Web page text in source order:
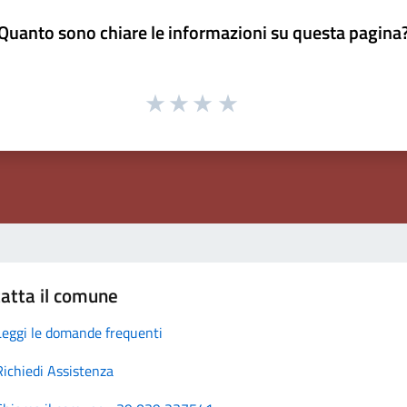
sono chiare le informazioni su questa
il comune
le domande frequenti
Assistenza